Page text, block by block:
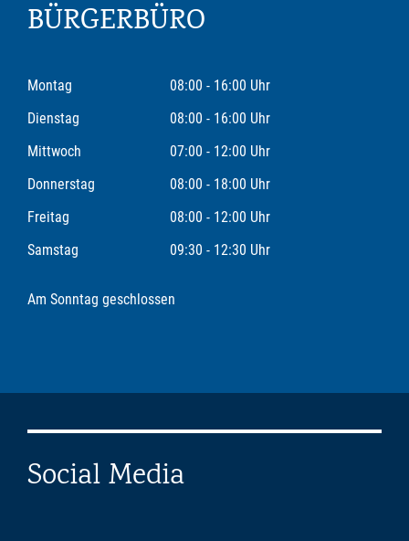
BÜRGERBÜRO
Montag
08:00 - 16:00 Uhr
Dienstag
08:00 - 16:00 Uhr
Mittwoch
07:00 - 12:00 Uhr
Donnerstag
08:00 - 18:00 Uhr
Freitag
08:00 - 12:00 Uhr
Samstag
09:30 - 12:30 Uhr
Am Sonntag geschlossen
Social Media